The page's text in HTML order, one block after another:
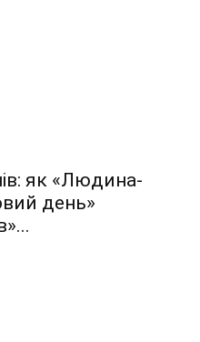
як «Людина-
день»